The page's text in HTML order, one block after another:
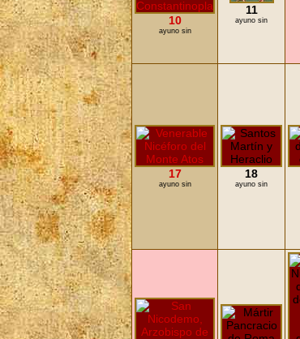
10
ayuno sin
11
ayuno sin
17
ayuno sin
18
ayuno sin